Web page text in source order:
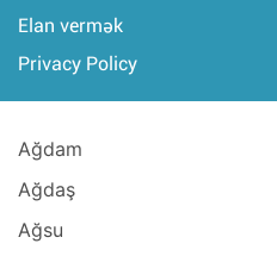
Elan vermək
Privacy Policy
Ağdam
Ağdaş
Ağsu